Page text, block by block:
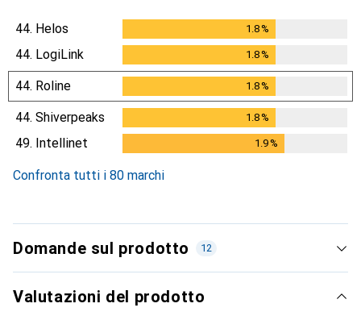
44. Helos 1.8%
44. LogiLink 1.8%
44. Roline 1.8%
44. Shiverpeaks 1.8%
49. Intellinet 1.9%
Confronta tutti i 80 marchi
Domande sul prodotto 12
Valutazioni del prodotto